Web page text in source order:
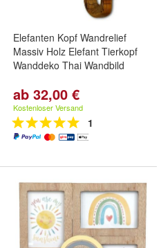
Elefanten Kopf Wandrelief
Massiv Holz Elefant Tierkopf
Wanddeko Thai Wandbild
ab 32,00 €
Kostenloser Versand
1